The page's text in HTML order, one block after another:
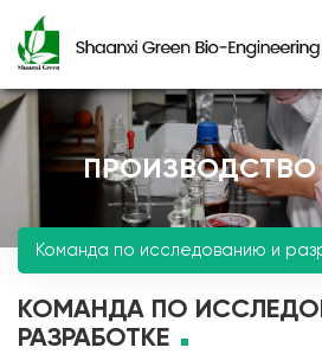
Команда по исследованию и
КОМАНДА ПО
РАЗРАБОТКЕ